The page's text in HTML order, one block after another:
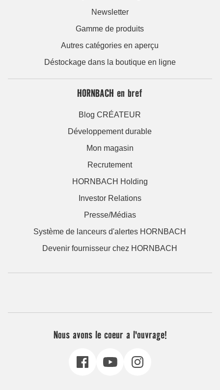
Newsletter
Gamme de produits
Autres catégories en aperçu
Déstockage dans la boutique en ligne
HORNBACH en bref
Blog CRÉATEUR
Développement durable
Mon magasin
Recrutement
HORNBACH Holding
Investor Relations
Presse/Médias
Système de lanceurs d'alertes HORNBACH
Devenir fournisseur chez HORNBACH
Nous avons le coeur a l'ouvrage!